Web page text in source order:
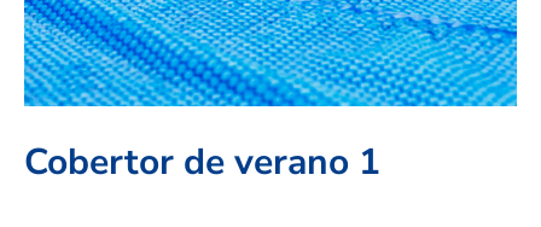
Cobertor de verano 1